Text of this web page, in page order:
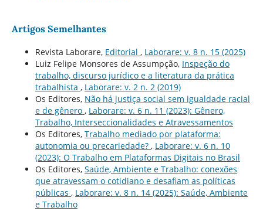
Artigos Semelhantes
Revista Laborare, Editorial , Laborare: v. 8 n. 15 (2025)
Luiz Felipe Monsores de Assumpção, Inspeção do
trabalho, discurso jurí­dico e a literatura da prática
trabalhista , Laborare: v. 2 n. 2 (2019)
Os Editores, Não há justiça social sem igualdade racial
e de gênero , Laborare: v. 6 n. 11 (2023): Gênero,
Trabalho, Interseccionalidades e Atravessamentos
Os Editores, Trabalho mediado por plataforma:
autonomia ou precariedade? , Laborare: v. 6 n. 10
(2023): O Trabalho em Plataformas Digitais no Brasil
Os Editores, Saúde, Ambiente e Trabalho: conexões
que atravessam o cotidiano e desafiam as políticas
públicas , Laborare: v. 8 n. 14 (2025): Saúde, Ambiente
e Trabalho